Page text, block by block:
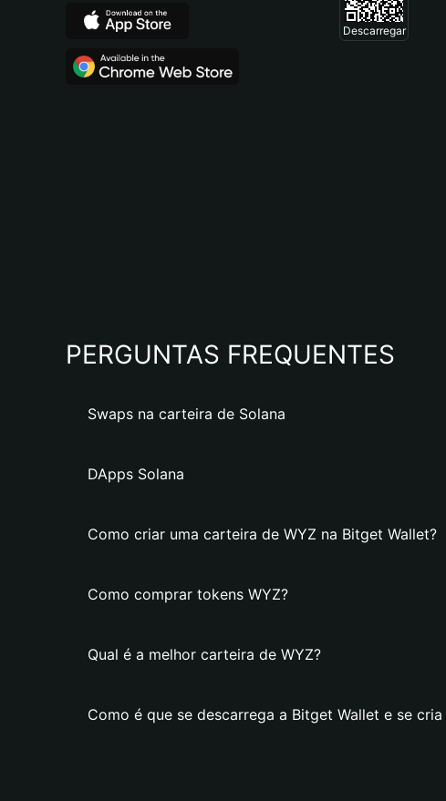
Descarregar
PERGUNTAS FREQUENTES
Swaps na carteira de Solana
DApps Solana
Como criar uma carteira de WYZ na Bitget Wallet?
Como comprar tokens WYZ?
Qual é a melhor carteira de WYZ?
Como é que se descarrega a Bitget Wallet e se